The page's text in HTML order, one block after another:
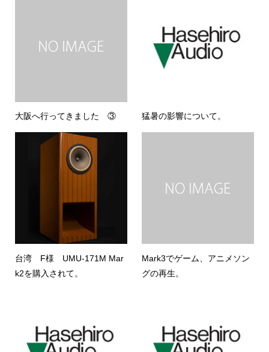
大阪へ行ってきました ③ 猛暑の影響について。
台湾 F様 UMU-171M Mar
k2を購入されて。
Mark3でゲーム、アニメソン
グの再生。